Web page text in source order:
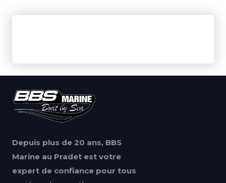
Depuis plus de 20 ans, BBS
Marine au Pradet est votre
expert de confiance pour tous